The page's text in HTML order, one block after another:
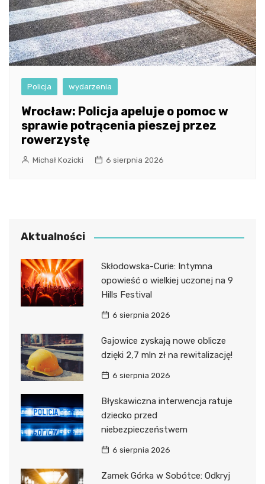
Policja wydarzenia
Wrocław: Policja apeluje o pomoc w
sprawie potrącenia pieszej przez
rowerzystę
Michał Kozicki 6 sierpnia 2026
Aktualności
Skłodowska-Curie: Intymna
opowieść o wielkiej uczonej na 9
Hills Festival
6 sierpnia 2026
Gajowice zyskają nowe oblicze
dzięki 2,7 mln zł na rewitalizację!
6 sierpnia 2026
Błyskawiczna interwencja ratuje
dziecko przed
niebezpieczeństwem
6 sierpnia 2026
Zamek Górka w Sobótce: Odkryj